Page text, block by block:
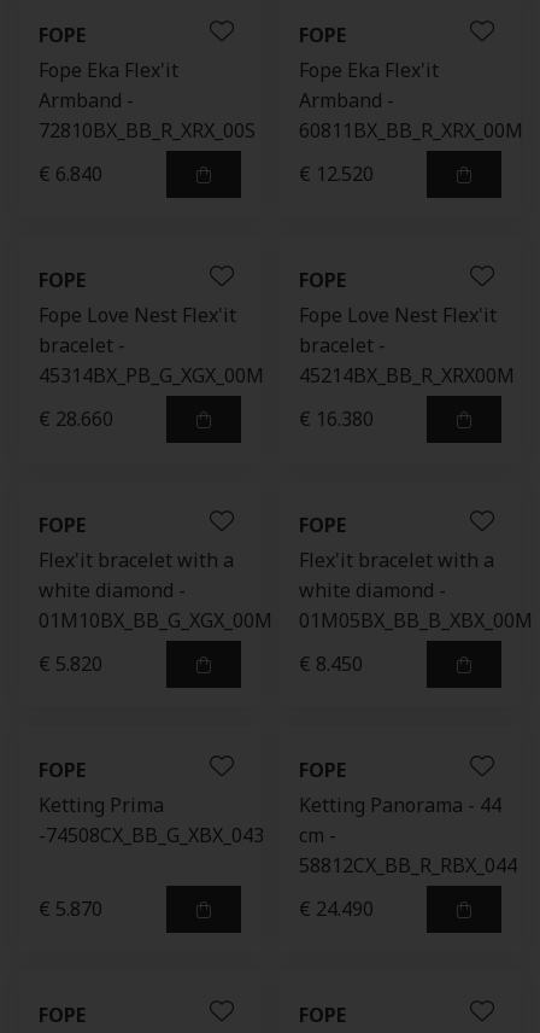
FOPE
Fope Eka Flex'it
Armband -
72810BX_BB_R_XRX_00S
€ 6.840
FOPE
Fope Eka Flex'it
Armband -
60811BX_BB_R_XRX_00M
€ 12.520
FOPE
Fope Love Nest Flex'it
bracelet -
45314BX_PB_G_XGX_00M
€ 28.660
FOPE
Fope Love Nest Flex'it
bracelet -
45214BX_BB_R_XRX00M
€ 16.380
FOPE
Flex'it bracelet with a
white diamond -
01M10BX_BB_G_XGX_00M
€ 5.820
FOPE
Flex'it bracelet with a
white diamond -
01M05BX_BB_B_XBX_00M
€ 8.450
FOPE
Ketting Prima
-74508CX_BB_G_XBX_043
€ 5.870
FOPE
Ketting Panorama - 44
cm -
58812CX_BB_R_RBX_044
€ 24.490
FOPE
FOPE